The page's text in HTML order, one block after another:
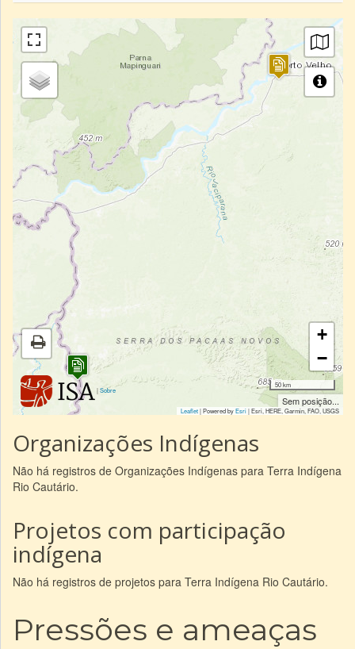
|Sobre
+
−
50 km
Sem posição...
Leaflet| Powered byEsri|Esri, HERE, Garmin, FAO, USGS
Organizações Indígenas
Não há registros de Organizações Indígenas para Terra Indígena
Rio Cautário.
Projetos com participação
indígena
Não há registros de projetos para Terra Indígena Rio Cautário.
Pressões e ameaças